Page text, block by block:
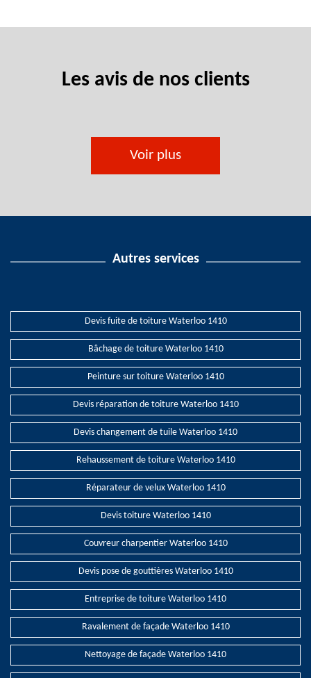
Les avis de nos clients
Voir plus
Autres services
Devis fuite de toiture Waterloo 1410
Bâchage de toiture Waterloo 1410
Peinture sur toiture Waterloo 1410
Devis réparation de toiture Waterloo 1410
Devis changement de tuile Waterloo 1410
Rehaussement de toiture Waterloo 1410
Réparateur de velux Waterloo 1410
Devis toiture Waterloo 1410
Couvreur charpentier Waterloo 1410
Devis pose de gouttières Waterloo 1410
Entreprise de toiture Waterloo 1410
Ravalement de façade Waterloo 1410
Nettoyage de façade Waterloo 1410